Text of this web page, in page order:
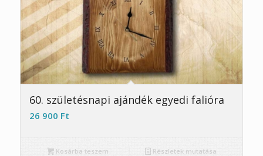
5.00
60. születésnapi ajándék egyedi falióra
26 900 Ft
Kosárba teszem Részletek mutatása